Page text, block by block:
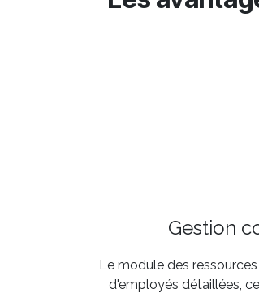
Gestion
Le module des
d'employés détaillées,